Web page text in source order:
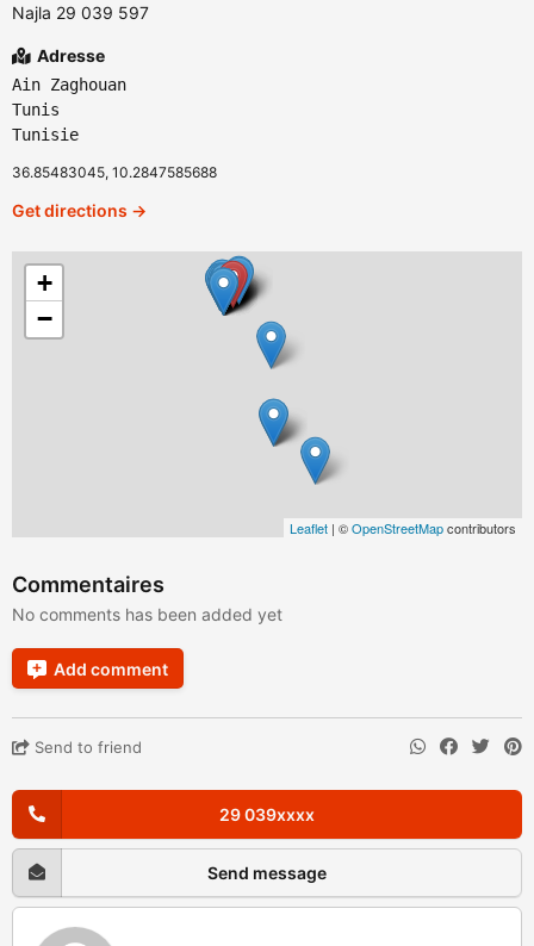
Najla 29 039 597
Adresse
Ain Zaghouan
Tunis
Tunisie
36.85483045, 10.2847585688
Get directions →
+
−
Leaflet | ©OpenStreetMapcontributors
Commentaires
No comments has been added yet
Add comment
Send to friend
29 039xxxx
Send message